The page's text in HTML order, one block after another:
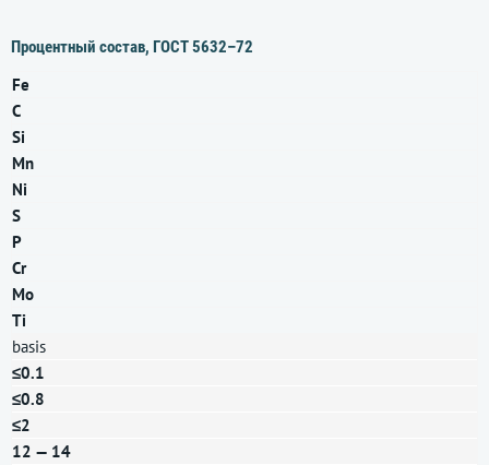
Процентный состав, ГОСТ 5632–72
Fe
C
Si
Mn
Ni
S
P
Cr
Mo
Ti
basis
≤0.1
≤0.8
≤2
12 — 14